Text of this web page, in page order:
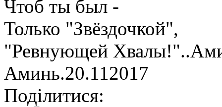
Чтоб ты был -
Только "Звёздочкой",
"Ревнующей
Аминь.20.112017
Поділитися: